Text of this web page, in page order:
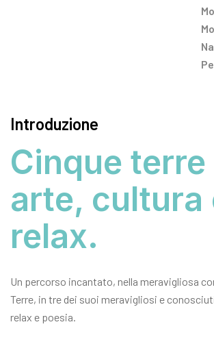
Introduzione
Cinque terre
arte, cultura
relax.
Un percorso incantato, nella meravigliosa
Terre, in tre dei suoi meravigliosi e
relax e poesia.